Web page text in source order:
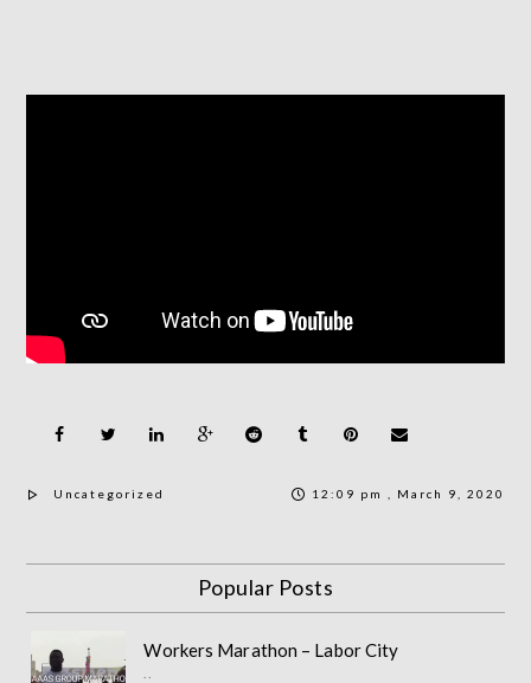
Uncategorized 12:09 pm , March 9, 2020
Popular Posts
Workers Marathon – Labor City